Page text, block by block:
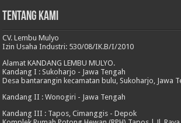
Tentang Kami
CV. Lembu Mulyo
Izin Usaha Industri: 530/08/IK.B/I/2010
Alamat KANDANG LEMBU MULYO.
Kandang I : Sukoharjo - Jawa Tengah
Desa bantarangin kecamatan bulu, Sukoharjo, Jawa
Kandang II : Wonogiri - Jawa Tengah
Kandang III : Tapos, Cimanggis - Depok